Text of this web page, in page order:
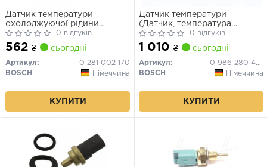
Датчик температури
охолоджуючої рідини
(кількість контактів: 2, чорн)
IVECO DAILY III ALFA
ROMEO 159, GIULIA, STELVIO
CADILLAC CTS CHEVROLET
CRUZE, TRAX FERRARI 12
0 відгуків
562 ₴ сьогодні
Артикул:
0 281 002 170
BOSCH
Німеччина
КУПИТИ
Датчик температури
(Датчик, температура
охлаждающей
жидкости,Датчик,
температура охлаждающей
жидкости)
0 відгуків
1 010 ₴ сьогодні
Артикул:
0 986 280 404
BOSCH
Німеччина
КУПИТИ